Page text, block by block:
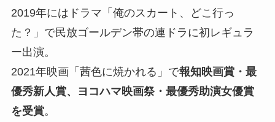
2019年にはドラマ「俺のスカート、どこ行っ
た？」で民放ゴールデン帯の連ドラに初レギュラ
ー出演。
2021年映画「茜色に焼かれる」で報知映画賞・最
優秀新人賞、ヨコハマ映画祭・最優秀助演女優賞
を受賞。